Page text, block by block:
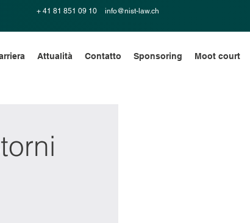
+ 41 81 851 09 10 info@nist-law.ch
Attualità Contatto Sponsoring Moot court